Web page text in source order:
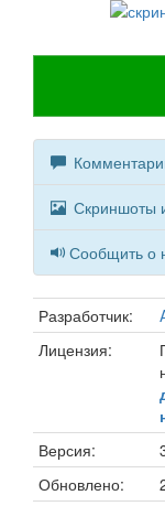
Скриншоты
Сообщить о
Разработчик:
Лицензия:
Версия:
Обновлено: